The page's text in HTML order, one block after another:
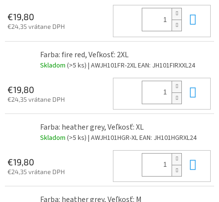
€19,80
€24,35 vrátane DPH
Farba: fire red, Veľkosť: 2XL
Skladom (>5 ks) | AWJH101FR-2XLEAN: JH101FIRXXL24
€19,80
€24,35 vrátane DPH
Farba: heather grey, Veľkosť: XL
Skladom (>5 ks) | AWJH101HGR-XLEAN: JH101HGRXL24
€19,80
€24,35 vrátane DPH
Farba: heather grey, Veľkosť: M